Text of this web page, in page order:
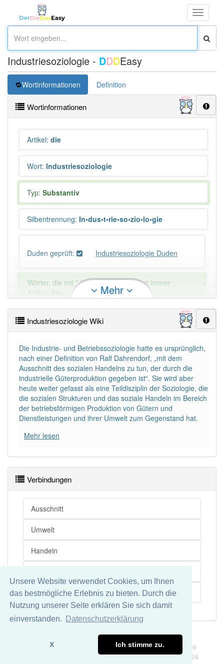
Unsere Website verwendet Cookies, um Ihnen
das bestmögliche Erlebnis zu bieten. Durch die
Nutzung unserer Seite erklären Sie sich damit
einverstanden.
Datenschutzerklärung
X Ich stimme zu.
Toggle
Industriesoziologie - DDDEasy
Wortinformationen Definition
Wortinformationen
Artikel: die
Wort: Industriesoziologie
Typ: Substantiv
Silbentrennung: In•dus•t•rie•so•zio•lo•gie
Duden geprüft: Industriesoziologie Duden
Wörter, die mit "-ie" enden, haben fast immer
Artikel:
die
Ausnahmen
Beispiele
DIE:4 354
DAS:34 Ausnahmen Beispiele
PowerIndex:2
Häufigkeit: 2 von 10
einem anderen Artikel
99% unserer Spielapp-Nutzer haben den Artikel
korrekt erraten.
Mehr
Industriesoziologie Wiki
Die Industrie- und Betriebssoziologie hatte es ursprünglich,
nach einer Definition von Ralf Dahrendorf, „mit dem
Ausschnitt des sozialen Handelns zu tun, der durch die
industrielle Güterproduktion gegeben ist“. Sie wird aber
heute weiter gefasst als eine Teildisziplin der Soziologie, die
die sozialen Strukturen und das soziale Handeln im Bereich
der betriebsförmigen Produktion von Gütern und
Dienstleistungen und ihrer Umwelt zum Gegenstand hat.
Mehr lesen
Verbindungen
Ausschnitt
Umwelt
Handeln
Soziologie
Datenschutz
Wir übernehmen keine Garantie und keine Haftung für die
Richtigkeit und Vollständigkeit dieser Seite. DDDEasy 2024